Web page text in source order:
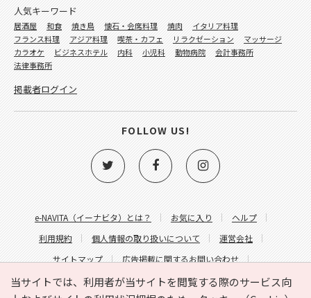
当サイトでは、利用者が当サイトを閲覧する際のサービス向
e-NAVITA（イーナビタ）とは？ お気に入り
ヘルプ
利用規約
個人情報の取り扱いについて
運営会社
サイトマップ
広告掲載に関するお問い合わせ
サイトの内容に関するお問い合わせ
人気キーワード
居酒屋 和食 焼き鳥 懐石・会席料理 焼肉
イタリア料理
フランス料理
アジア料理 喫茶・カフェ リラクゼーション
マッサージ
カラオケ
ビジネスホテル 内科 小児科 動物病院
会計事務所
法律事務所
掲載者ログイン
FOLLOW US!